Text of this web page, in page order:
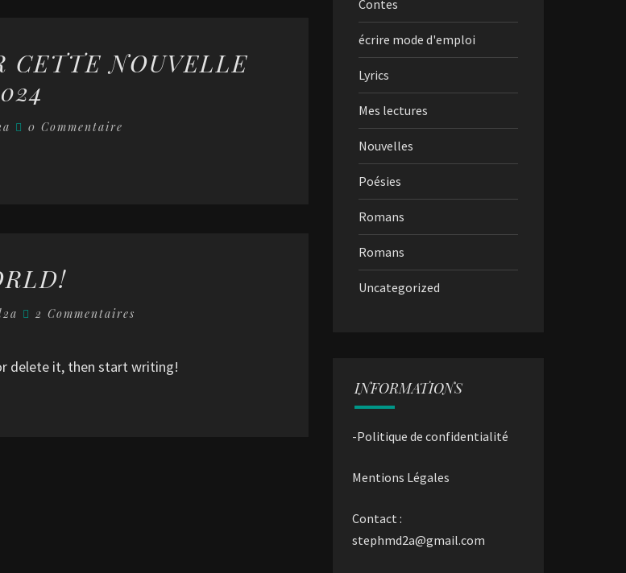
CETTE NOUVELLE
Commentaires
0 Commentaire
Commentaires
2 Commentaires
delete it, then start writing!
Contes
écrire mode d'emploi
Lyrics
Mes lectures
Nouvelles
Poésies
Romans
Romans
Uncategorized
INFORMATIONS
-Politique de confidentialité
Mentions Légales
Contact :
stephmd2a@gmail.com